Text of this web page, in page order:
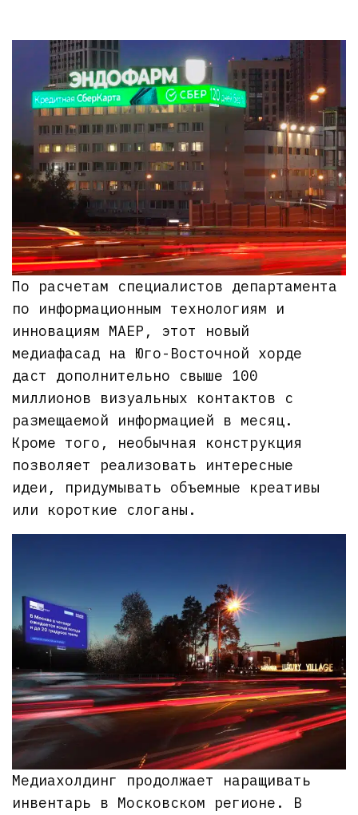
По расчетам специалистов департамента
по информационным технологиям и
инновациям МАЕР, этот новый
медиафасад на Юго-Восточной хорде
даст дополнительно свыше 100
миллионов визуальных контактов с
размещаемой информацией в месяц.
Кроме того, необычная конструкция
позволяет реализовать интересные
идеи, придумывать объемные креативы
или короткие слоганы.
Медиахолдинг продолжает наращивать
инвентарь в Московском регионе. В